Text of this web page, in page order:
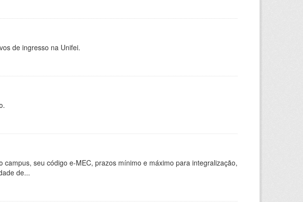
de ingresso na Unifei.
seu código e-MEC, prazos mínimo e máximo para integralização,
de...